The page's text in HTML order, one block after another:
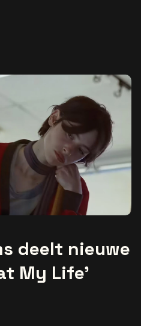
deelt nieuwe
My Life’